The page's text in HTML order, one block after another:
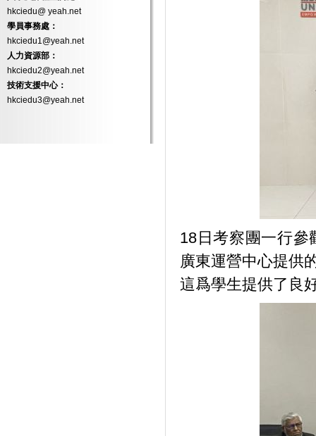
hkciedu@ yeah.net
學員事務處：
hkciedu1@yeah.net
人力資源部：
hkciedu2@yeah.net
技術支援中心：
hkciedu3@yeah.net
18日考察團一行參
廣東運營中心提供
這爲學生提供了良